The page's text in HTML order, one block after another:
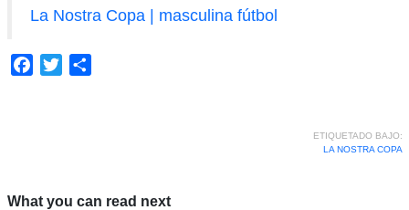
La Nostra Copa | masculina fútbol
Facebook
Twitter
ETIQUETADO BAJO:
LA NOSTRA COPA
What you can read next